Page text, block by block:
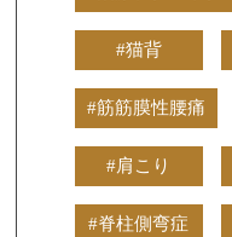
#猫背
#筋筋膜性腰痛
#肩こり
#脊柱側弯症